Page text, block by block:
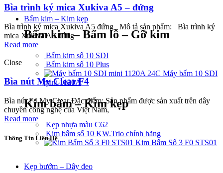
Bấm kim – Kim kẹp
Bấm kim – Bấm lỗ – Gỡ kim
Bấm kim số 10 SDI
Bấm kim số 10 Plus
Máy bấm 10 SDI
mini 1120A
Kim bấm – Kim kẹp
Kẹp nhựa màu C62
Kim bấm số 10 KW.Trio chính hãng
Kim Bấm Số 3 F0 STS01
Kẹp bướm – Dây đeo
Bìa trình ký mica Xukiva A5 – đứng
Bìa trình ký mica Xukiva A5 đứng Mô tả sản phẩm: Bìa trình ký
mica Xukiva A5 đứng
Read more
Close
Bìa nút My Clear F4
Bìa nút F4 My Clear Đặc điểm: Sản phẩm được sản xuất trên dây
chuyền công nghệ của Việt Nam,
Read more
Thông Tin Liên Hệ